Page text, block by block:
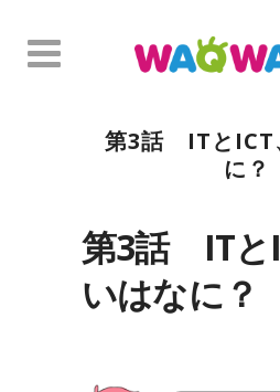
第3話 ITとICT
に？
第3話 ITと
いはなに？